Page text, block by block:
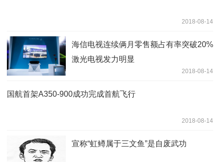
2018-08-14
海信电视连续俩月零售额占有率突破20%
激光电视发力明显
2018-08-14
国航首架A350-900成功完成首航飞行
2018-08-14
宣称“虹鳟属于三文鱼”是自废武功